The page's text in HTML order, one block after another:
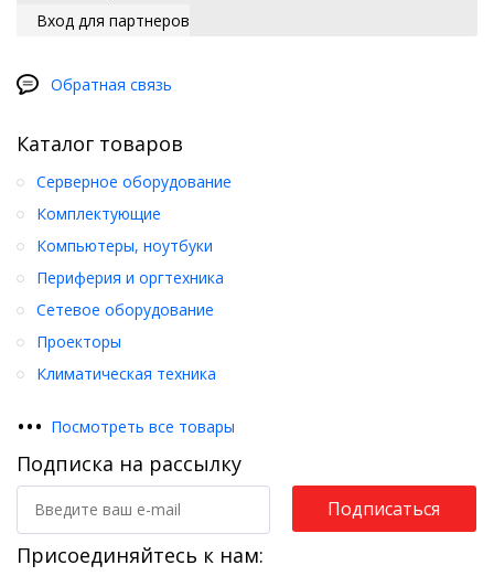
Вход для партнеров
Обратная связь
Каталог товаров
Серверное оборудование
Комплектующие
Компьютеры, ноутбуки
Периферия и оргтехника
Сетевое оборудование
Проекторы
Климатическая техника
••• Посмотреть все товары
Подписка на рассылку
Подписаться
Присоединяйтесь к нам: